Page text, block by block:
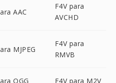
AAC
F4V para
AVCHD
MJPEG
F4V para
RMVB
OGG F4V para M2V